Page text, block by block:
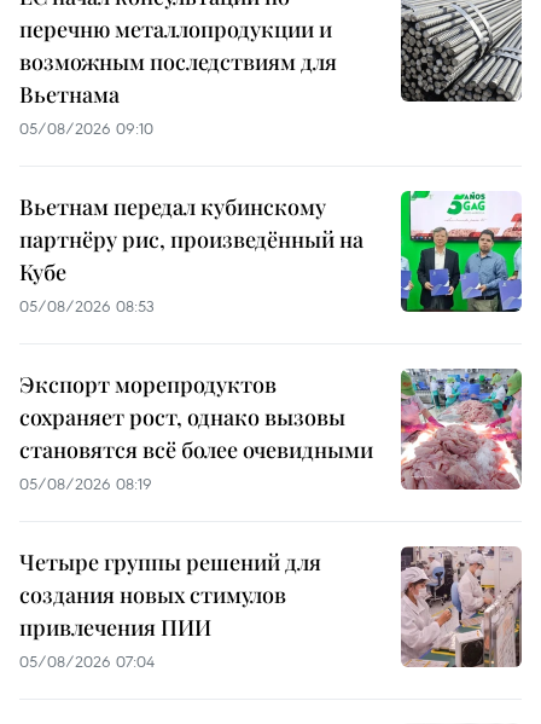
перечню металлопродукции и
возможным последствиям для
Вьетнама
05/08/2026 09:10
Вьетнам передал кубинскому
партнёру рис, произведённый на
Кубе
05/08/2026 08:53
Экспорт морепродуктов
сохраняет рост, однако вызовы
становятся всё более очевидными
05/08/2026 08:19
Четыре группы решений для
создания новых стимулов
привлечения ПИИ
05/08/2026 07:04